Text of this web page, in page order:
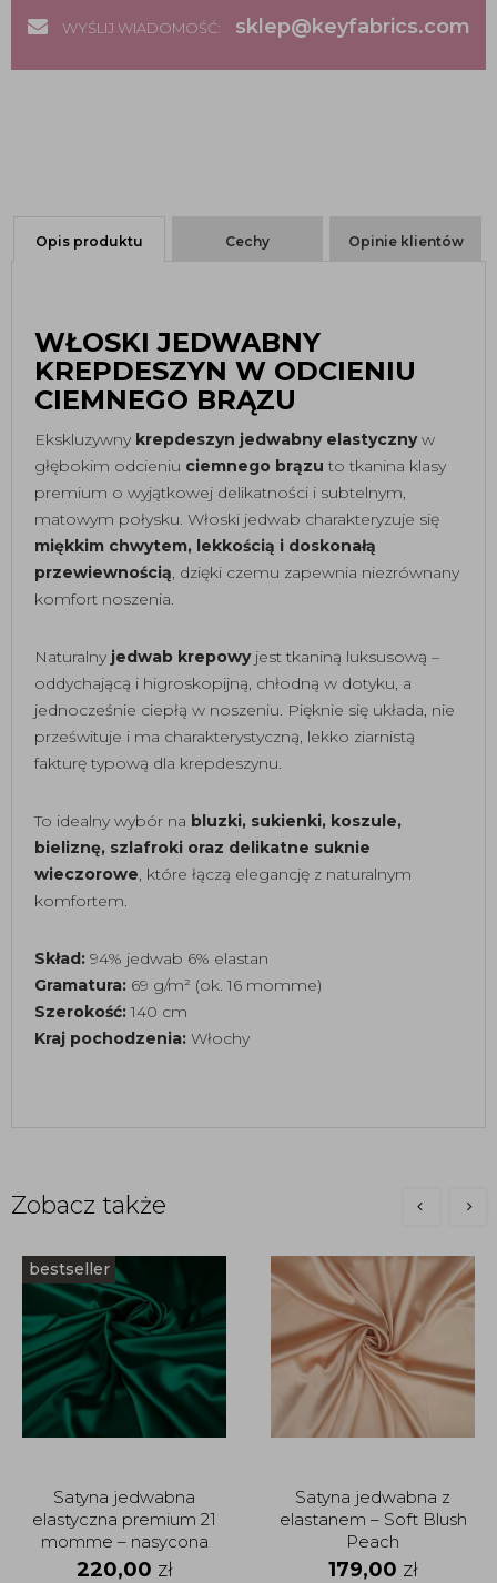
WYŚLIJ WIADOMOŚĆ: sklep@keyfabrics.com
Opis produktu Cechy Opinie klientów
WŁOSKI JEDWABNY
KREPDESZYN W ODCIENIU
CIEMNEGO BRĄZU
Ekskluzywny krepdeszyn jedwabny elastycznyw
głębokim odcieniu ciemnego brązu to tkanina klasy
premium o wyjątkowej delikatności i subtelnym,
matowym połysku. Włoski jedwab charakteryzuje się
miękkim chwytem, lekkością i doskonałą
przewiewnością, dzięki czemu zapewnia niezrównany
komfort noszenia.
Naturalny jedwab krepowyjest tkaniną luksusową –
oddychającą i higroskopijną, chłodną w dotyku, a
jednocześnie ciepłą w noszeniu. Pięknie się układa, nie
prześwituje i ma charakterystyczną, lekko ziarnistą
fakturę typową dla krepdeszynu.
To idealny wybór na bluzki, sukienki, koszule,
bieliznę, szlafroki oraz delikatne suknie
wieczorowe, które łączą elegancję z naturalnym
komfortem.
Skład: 94% jedwab 6% elastan
Gramatura: 69 g/m² (ok. 16 momme)
Szerokość: 140 cm
Kraj pochodzenia: Włochy
Zobacz także
bestseller
Satyna jedwabna
elastyczna premium 21
momme – nasycona
zieleń
220,00 zł
Satyna jedwabna z
elastanem – Soft Blush
Peach
179,00 zł